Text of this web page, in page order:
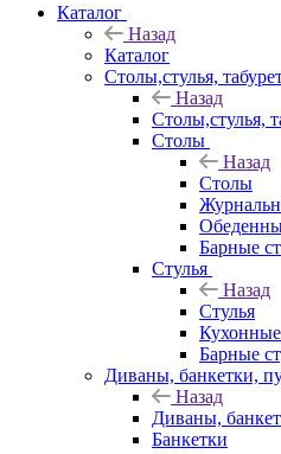
Каталог
Назад
Каталог
Столы,стулья,
Назад
Столы,стулья,
Столы
Назад
Столы
Барные
Стулья
Назад
Стулья
Кухонные
Барные
Диваны, банкетки,
Назад
Диваны,
Банкетки